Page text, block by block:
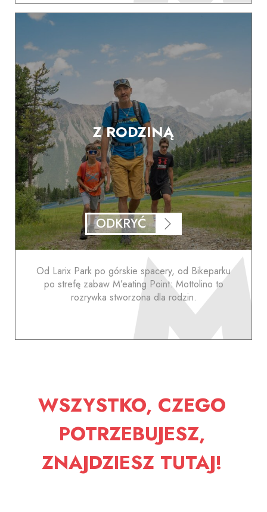
Z RODZINĄ
ODKRYĆ
Od Larix Park po górskie spacery, od Bikeparku
po strefę zabaw M’eating Point: Mottolino to
rozrywka stworzona dla rodzin.
WSZYSTKO, CZEGO
POTRZEBUJESZ,
ZNAJDZIESZ TUTAJ!